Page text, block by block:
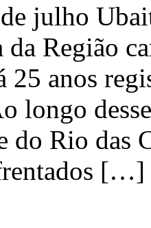
julho
Região
25 anos
longo
do Rio das
[…]